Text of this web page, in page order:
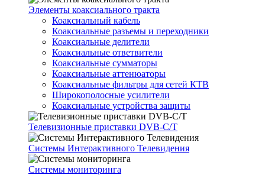
Элементы коаксиального тракта
Коаксиальный кабель
Коаксиальные разъемы и переходники
Коаксиальные делители
Коаксиальные ответвители
Коаксиальные сумматоры
Коаксиальные аттенюаторы
Коаксиальные фильтры для сетей КТВ
Широкополосные усилители
Коаксиальные устройства защиты
Телевизионные приставки DVB-C/T
Системы Интерактивного Телевидения
Системы мониторинга